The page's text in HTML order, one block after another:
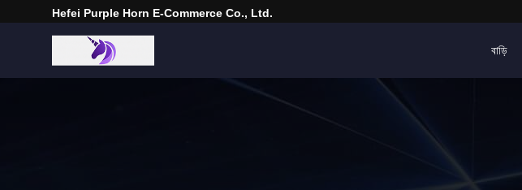
Hefei Purple Horn E-Commerce Co., Ltd.
বাড়ি